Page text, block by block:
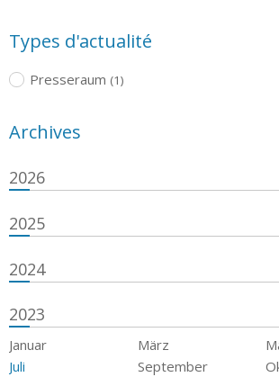
Types d'actualité
Presseraum (1)
Archives
2026
2025
2024
2023
Januar März
Juli
September